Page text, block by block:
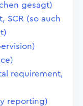
gesagt)
SCR (so auch
requirement,
reporting)